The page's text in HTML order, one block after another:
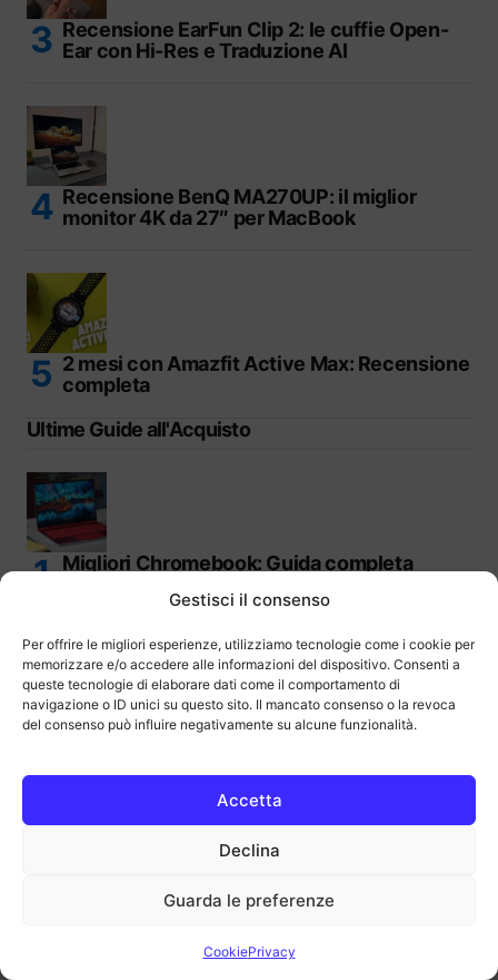
Gestisci il consenso
Per offrire le migliori esperienze, utilizziamo tecnologie come i cookie per
memorizzare e/o accedere alle informazioni del dispositivo. Consenti a
queste tecnologie di elaborare dati come il comportamento di
navigazione o ID unici su questo sito. Il mancato consenso o la revoca
del consenso può influire negativamente su alcune funzionalità.
Accetta
Declina
Guarda le preferenze
CookiePrivacy
Recensione EarFun Clip 2: le cuffie Open-
Ear con Hi-Res e Traduzione AI
Recensione BenQ MA270UP: il miglior
monitor 4K da 27″ per MacBook
2 mesi con Amazfit Active Max: Recensione
completa
Ultime Guide all'Acquisto
Migliori Chromebook: Guida completa
Migliori mouse verticali sul mercato | Guida
Migliori mouse per PC del 2026 | Guida